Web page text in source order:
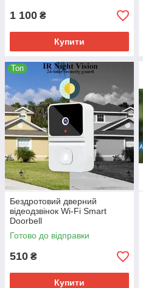
1 100 ₴
Купити
Топ
Бездротовий дверний
відеодзвінок Wi-Fi Smart
Doorbell
Готово до відправки
510 ₴
Купити